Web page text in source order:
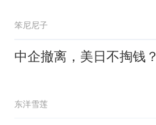
笨尼尼子
中企撤离，美日不掏钱？
东洋雪莲